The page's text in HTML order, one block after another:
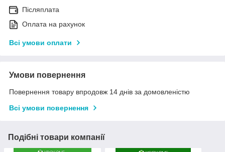
Післяплата
Оплата на рахунок
Всі умови оплати
Умови повернення
Повернення товару впродовж 14 днів за домовленістю
Всі умови повернення
Подібні товари компанії